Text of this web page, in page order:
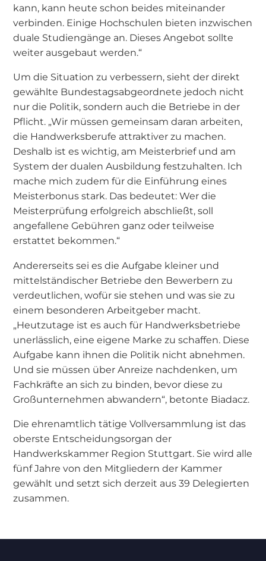
kann, kann heute schon beides miteinander
verbinden. Einige Hochschulen bieten inzwischen
duale Studiengänge an. Dieses Angebot sollte
weiter ausgebaut werden.“
Um die Situation zu verbessern, sieht der direkt
gewählte Bundestagsabgeordnete jedoch nicht
nur die Politik, sondern auch die Betriebe in der
Pflicht. „Wir müssen gemeinsam daran arbeiten,
die Handwerksberufe attraktiver zu machen.
Deshalb ist es wichtig, am Meisterbrief und am
System der dualen Ausbildung festzuhalten. Ich
mache mich zudem für die Einführung eines
Meisterbonus stark. Das bedeutet: Wer die
Meisterprüfung erfolgreich abschließt, soll
angefallene Gebühren ganz oder teilweise
erstattet bekommen.“
Andererseits sei es die Aufgabe kleiner und
mittelständischer Betriebe den Bewerbern zu
verdeutlichen, wofür sie stehen und was sie zu
einem besonderen Arbeitgeber macht.
„Heutzutage ist es auch für Handwerksbetriebe
unerlässlich, eine eigene Marke zu schaffen. Diese
Aufgabe kann ihnen die Politik nicht abnehmen.
Und sie müssen über Anreize nachdenken, um
Fachkräfte an sich zu binden, bevor diese zu
Großunternehmen abwandern“, betonte Biadacz.
Die ehrenamtlich tätige Vollversammlung ist das
oberste Entscheidungsorgan der
Handwerkskammer Region Stuttgart. Sie wird alle
fünf Jahre von den Mitgliedern der Kammer
gewählt und setzt sich derzeit aus 39 Delegierten
zusammen.